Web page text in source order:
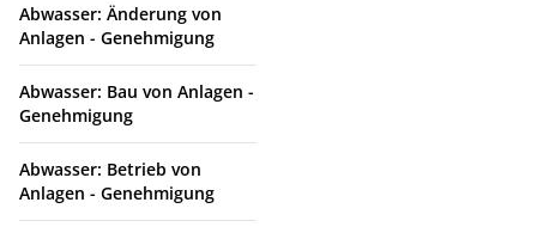
Abwasser: Änderung von
Anlagen - Genehmigung
Abwasser: Bau von Anlagen -
Genehmigung
Abwasser: Betrieb von
Anlagen - Genehmigung